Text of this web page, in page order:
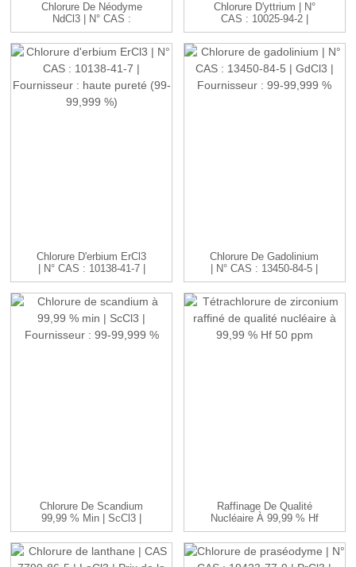
Chlorure De Néodyme
NdCl3 | N° CAS :
10024-93-8 ...
Chlorure D'yttrium | N°
CAS : 10025-94-2 |
YCl3 ...
Chlorure D'erbium ErCl3
| N° CAS : 10138-41-7 |
H...
Chlorure De Gadolinium
| N° CAS : 13450-84-5 |
GdC...
Chlorure De Scandium
99,99 % Min | ScCl3 |
99-99,999...
Raffinage De Qualité
Nucléaire À 99,99 % Hf
50 Ppm De Haute
Pureté...